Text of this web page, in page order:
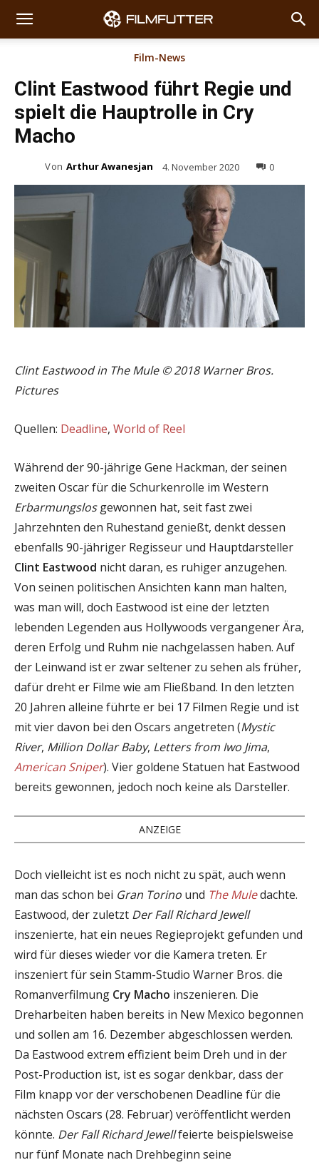
Film-News
Clint Eastwood führt Regie und
spielt die Hauptrolle in Cry
Macho
Von Arthur Awanesjan 4. November 2020 0
Clint Eastwood in The Mule © 2018 Warner Bros.
Pictures
Quellen: Deadline, World of Reel
Während der 90-jährige Gene Hackman, der seinen
zweiten Oscar für die Schurkenrolle im Western
Erbarmungslosgewonnen hat, seit fast zwei
Jahrzehnten den Ruhestand genießt, denkt dessen
ebenfalls 90-jähriger Regisseur und Hauptdarsteller
Clint Eastwood nicht daran, es ruhiger anzugehen.
Von seinen politischen Ansichten kann man halten,
was man will, doch Eastwood ist eine der letzten
lebenden Legenden aus Hollywoods vergangener Ära,
deren Erfolg und Ruhm nie nachgelassen haben. Auf
der Leinwand ist er zwar seltener zu sehen als früher,
dafür dreht er Filme wie am Fließband. In den letzten
20 Jahren alleine führte er bei 17 Filmen Regie und ist
mit vier davon bei den Oscars angetreten (Mystic
River, Million Dollar Baby, Letters from Iwo Jima,
American Sniper). Vier goldene Statuen hat Eastwood
bereits gewonnen, jedoch noch keine als Darsteller.
ANZEIGE
Doch vielleicht ist es noch nicht zu spät, auch wenn
man das schon bei Gran Torino und The Muledachte.
Eastwood, der zuletzt Der Fall Richard Jewell
inszenierte, hat ein neues Regieprojekt gefunden und
wird für dieses wieder vor die Kamera treten. Er
inszeniert für sein Stamm-Studio Warner Bros. die
Romanverfilmung Cry Macho inszenieren. Die
Dreharbeiten haben bereits in New Mexico begonnen
und sollen am 16. Dezember abgeschlossen werden.
Da Eastwood extrem effizient beim Dreh und in der
Post-Production ist, ist es sogar denkbar, dass der
Film knapp vor der verschobenen Deadline für die
nächsten Oscars (28. Februar) veröffentlicht werden
könnte. Der Fall Richard Jewellfeierte beispielsweise
nur fünf Monate nach Drehbeginn seine